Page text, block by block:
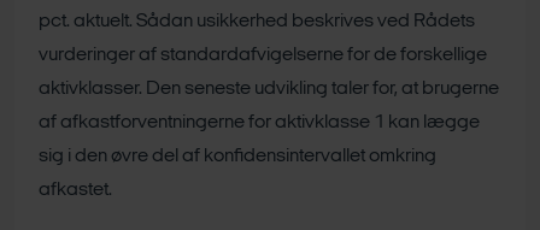
pct. aktuelt. Sådan usikkerhed beskrives ved Rådets
vurderinger af standardafvigelserne for de forskellige
aktivklasser. Den seneste udvikling taler for, at brugerne
af afkastforventningerne for aktivklasse 1 kan lægge
sig i den øvre del af konfidensintervallet omkring
afkastet.